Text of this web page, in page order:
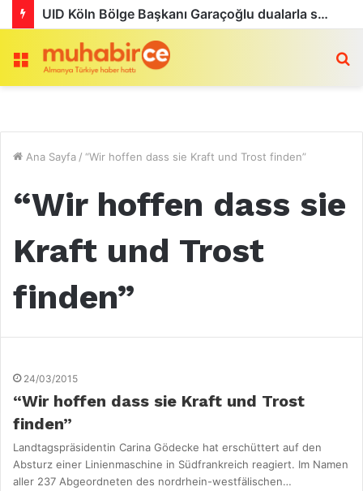
UID Köln Bölge Başkanı Garaçoğlu dualarla son yolculuğuna uğurlandı
Menü
Ana Sayfa / “Wir hoffen dass sie Kraft und Trost finden”
“Wir hoffen dass sie
Kraft und Trost
finden”
24/03/2015
“Wir hoffen dass sie Kraft und Trost
finden”
Landtagspräsidentin Carina Gödecke hat erschüttert auf den
Absturz einer Linienmaschine in Südfrankreich reagiert. Im Namen
aller 237 Abgeordneten des nordrhein-westfälischen…